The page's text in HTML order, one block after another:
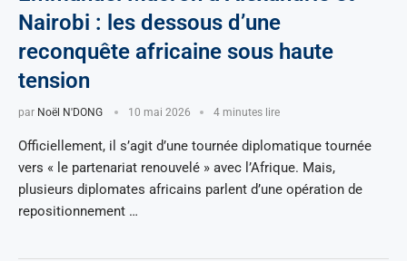
Nairobi : les dessous d’une
reconquête africaine sous haute
tension
par Noël N'DONG 10 mai 2026 4 minutes lire
Officiellement, il s’agit d’une tournée diplomatique tournée
vers « le partenariat renouvelé » avec l’Afrique. Mais,
plusieurs diplomates africains parlent d’une opération de
repositionnement …